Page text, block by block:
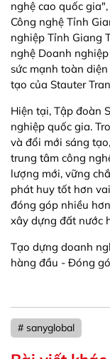
nghệ cao quốc
Công nghệ Tỉnh
nghiệp Tỉnh Giang
nghệ Doanh
sức mạnh toàn
tạo của Stauter
Hiện tại, Tập đoàn
nghiệp quốc gia.
và đổi mới sáng
trung tâm công
lượng mới, vững
phát huy tốt hơn
đóng góp nhiều
xây dựng đất nước
Tạo dựng doanh
hàng đầu - Đóng
# sanyglobal